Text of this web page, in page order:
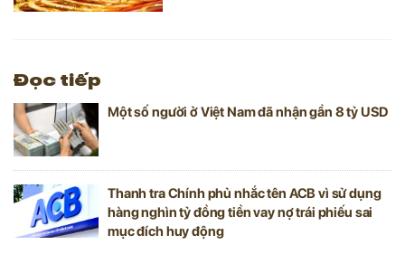
Đọc tiếp
Một số người ở Việt Nam đã nhận gần 8 tỷ USD
Thanh tra Chính phủ nhắc tên ACB vì sử dụng
hàng nghìn tỷ đồng tiền vay nợ trái phiếu sai
mục đích huy động